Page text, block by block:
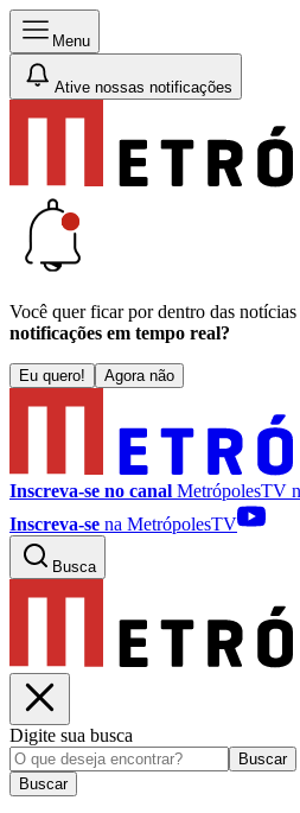
Menu
Ative nossas notificações
Você quer ficar por dentro das
notificações em tempo real?
Eu quero! Agora não
Inscreva-se no canal MetrópolesTV
Inscreva-se na MetrópolesTV
Busca
Digite sua busca
Buscar
Buscar